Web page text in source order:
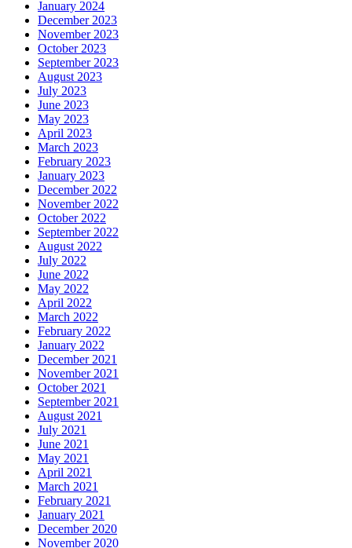
January 2024
December 2023
November 2023
October 2023
September 2023
August 2023
July 2023
June 2023
May 2023
April 2023
March 2023
February 2023
January 2023
December 2022
November 2022
October 2022
September 2022
August 2022
July 2022
June 2022
May 2022
April 2022
March 2022
February 2022
January 2022
December 2021
November 2021
October 2021
September 2021
August 2021
July 2021
June 2021
May 2021
April 2021
March 2021
February 2021
January 2021
December 2020
November 2020